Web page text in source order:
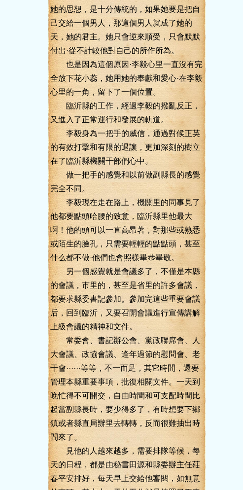
她的思想，是十分傳統的，如果她要是把自
己交給一個男人，那這個男人就成了她的
天，她的君主。她只會逆來順受，只會默默
付出·從不計較他對自己的所作所為。
也是因為這個原因·李毅心里一直沒有完
全放下花小蕊，她用她的奉獻和愛心·在李毅
心里的一角，留下了一個位置。
臨沂縣的工作，經過李毅的撥亂反正，
又進入了正常運行和發展的軌道。
李毅身為一把手的威信，通過對候正英
的有效打擊和有限的退讓，更加深刻的樹立
在了臨沂縣機關干部們心中。
做一把手的感覺和以前做副縣長的感覺
完全不同。
李毅現在走在路上，機關里的同事見了
他都要點頭哈腰的致意，臨沂縣里他最大
啊！他的頭可以一直高昂著，對那些或熟悉
或陌生的臉孔，只需要輕輕的點點頭，甚至
什么都不做·他們也會照樣畢恭畢敬。
另一個感覺就是會議多了，不僅是本縣
的會議，市里的，甚至是省里的許多會議，
都要求縣委書記參加。參加完這些重要會議
后，回到臨沂，又要召開會議進行宣傳講解
上級會議的精神和文件。
常委會、書記辦公會、黨政聯席會、人
大會議、政協會議、逢年過節的慰問會、老
干會······等等，不一而足，其它時間，還要
管理本縣重要事項，批復相關文件。一天到
晚忙得不可開交，自由時間和可支配時間比
起當副縣長時，要少得多了，有時想要下鄉
鎮或者縣直局辦里去轉轉，反而很難抽出時
間來了。
見他的人越來越多，需要排隊等候，每
天的日程，都是由秘書田源和縣委辦主任莊
春平安排好，每天早上交給他審閱，如無意